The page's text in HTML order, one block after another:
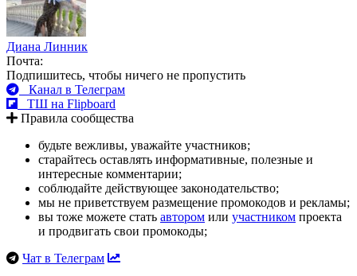
Диана Линник
Почта:
Подпишитесь, чтобы ничего не пропустить
Канал в Телеграм
ТШ на Flipboard
Правила сообщества
будьте вежливы, уважайте участников;
старайтесь оставлять информативные, полезные и
интересные комментарии;
соблюдайте действующее законодательство;
мы не приветствуем размещение промокодов и рекламы;
вы тоже можете стать автором или участником проекта
и продвигать свои промокоды;
Чат в Телеграм